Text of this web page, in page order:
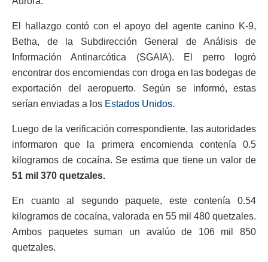
El hallazgo contó con el apoyo del agente canino K-9,
Betha, de la Subdirección General de Análisis de
Información Antinarcótica (SGAIA). El perro logró
encontrar dos encomiendas con droga en las bodegas de
exportación del aeropuerto. Según se informó, estas
serían enviadas a los Estados Unidos.
Luego de la verificación correspondiente, las autoridades
informaron que la primera encomienda contenía 0.5
kilogramos de cocaína. Se estima que tiene un valor de
51 mil 370 quetzales.
En cuanto al segundo paquete, este contenía 0.54
kilogramos de cocaína, valorada en 55 mil 480 quetzales.
Ambos paquetes suman un avalúo de 106 mil 850
quetzales.